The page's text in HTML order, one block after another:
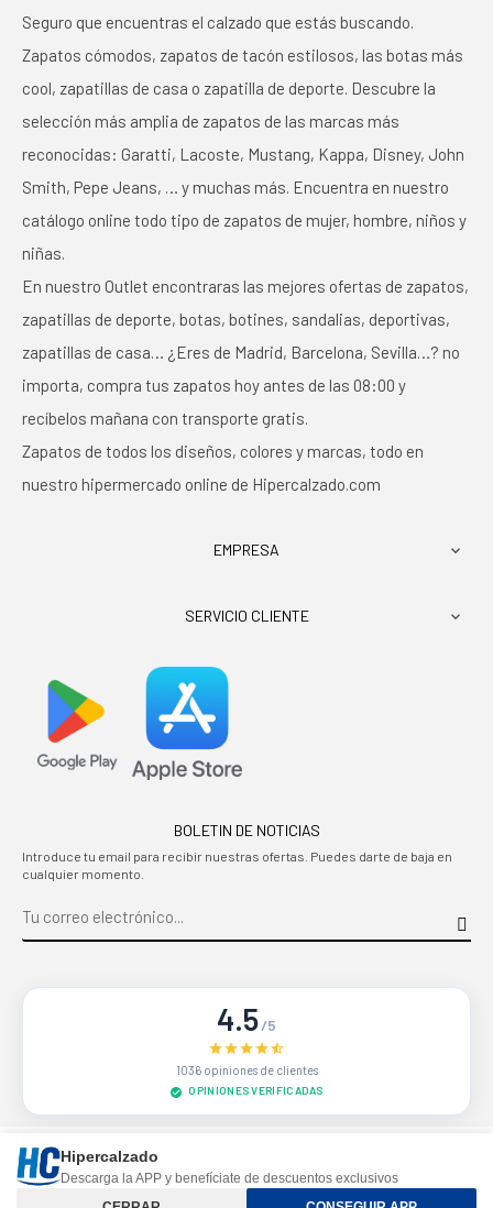
Seguro que encuentras el calzado que estás buscando.
Zapatos cómodos, zapatos de tacón estilosos, las botas más
cool, zapatillas de casa o zapatilla de deporte. Descubre la
selección más amplia de zapatos de las marcas más
reconocidas: Garatti, Lacoste, Mustang, Kappa, Disney, John
Smith, Pepe Jeans, … y muchas más. Encuentra en nuestro
catálogo online todo tipo de zapatos de mujer, hombre, niños y
niñas.
En nuestro Outlet encontraras las mejores ofertas de zapatos,
zapatillas de deporte, botas, botines, sandalias, deportivas,
zapatillas de casa… ¿Eres de Madrid, Barcelona, Sevilla…? no
importa, compra tus zapatos hoy antes de las 08:00 y
recíbelos mañana con transporte gratis.
Zapatos de todos los diseños, colores y marcas, todo en
nuestro hipermercado online de Hipercalzado.com
EMPRESA 
SERVICIO CLIENTE 
BOLETIN DE NOTICIAS
Introduce tu email para recibir nuestras ofertas. Puedes darte de baja en
cualquier momento.
4.5/5
1036 opiniones de clientes
OPINIONES VERIFICADAS
Sitio protegido por reCAPTCHA.
Hipercalzado
Descarga la APP y benefíciate de descuentos exclusivos